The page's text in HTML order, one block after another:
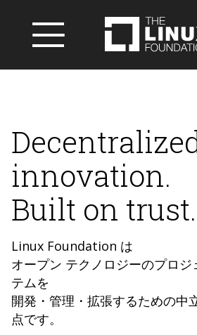
innovation.
Built on trust.
Linux Foundation は
オープン テクノロジーのプロジ
テムを
開発・管理・拡張するための中
点です。